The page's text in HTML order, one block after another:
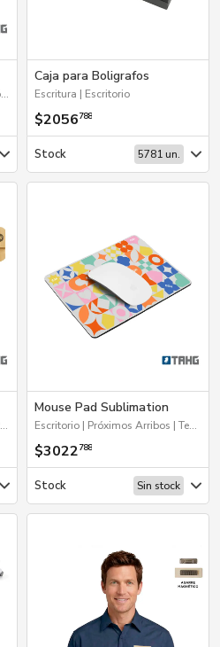
Escritorio | 2026 Reingresos | Próximos Arribos
Caja para Boligrafos
Escritura | Escritorio
$2056788
Stock 5781 un.
Tecnología | 2026 Reingresos | Próximos Arribos | Escritorio
Mouse Pad Sublimation
Escritorio | Próximos Arribos | Tecnología
$3022788
Stock Sin stock